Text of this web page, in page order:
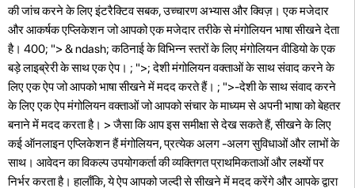
की जांच करने के लिए इंटरैक्टिव सबक, उच्चारण अभ्यास और क्विज़। एक मजेदार
और आकर्षक एप्लिकेशन जो आपको एक मजेदार तरीके से मंगोलियन भाषा सीखने देता
है। 400; "> & ndash; कठिनाई के विभिन्न स्तरों के लिए मंगोलियन वीडियो के एक
बड़े लाइब्रेरी के साथ एक ऐप। ; ">; देशी मंगोलियन वक्ताओं के साथ संवाद करने के
लिए एक ऐप जो आपको भाषा सीखने में मदद करते हैं। ; ">-देशी के साथ संवाद करने
के लिए एक ऐप मंगोलियन वक्ताओं जो आपको संचार के माध्यम से अपनी भाषा को बेहतर
बनाने में मदद करता है। > जैसा कि आप इस समीक्षा से देख सकते हैं, सीखने के लिए
कई ऑनलाइन एप्लिकेशन हैं मंगोलियन, प्रत्येक अलग -अलग सुविधाओं और लाभों के
साथ। आवेदन का विकल्प उपयोगकर्ता की व्यक्तिगत प्राथमिकताओं और लक्ष्यों पर
निर्भर करता है। हालाँकि, ये ऐप आपको जल्दी से सीखने में मदद करेंगे और आपके द्वारा